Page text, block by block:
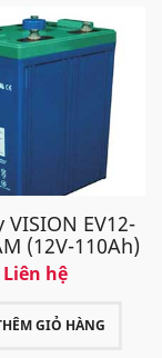
VISION EV12-
(12V-110Ah)
Liên hệ
GIỎ HÀNG